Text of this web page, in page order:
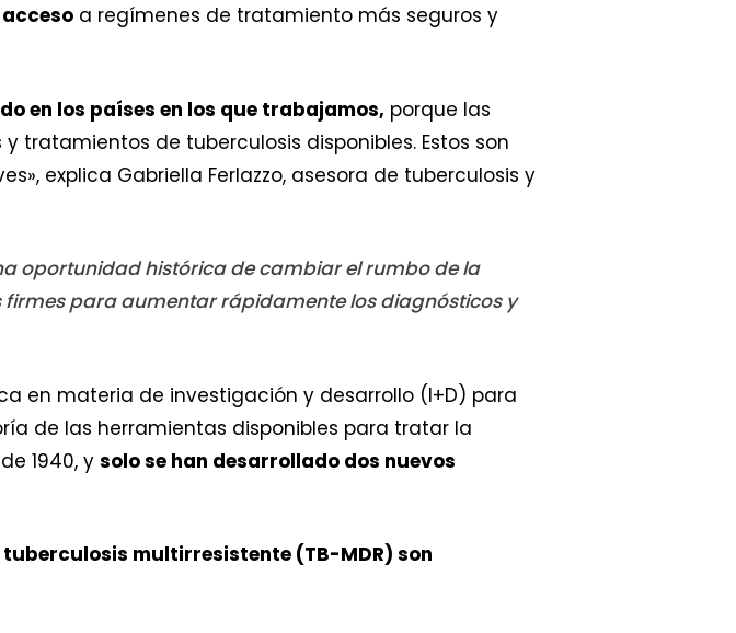
a regímenes de tratamiento más seguros y
en los países en los que trabajamos, porque las
tratamientos de tuberculosis disponibles. Estos son
explica Gabriella Ferlazzo, asesora de tuberculosis y
oportunidad histórica de cambiar el rumbo de la
para aumentar rápidamente los diagnósticos y
en materia de investigación y desarrollo (I+D) para
de las herramientas disponibles para tratar la
1940, y solo se han desarrollado dos nuevos
multirresistente (TB-MDR) son